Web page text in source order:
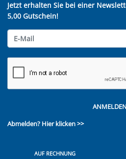
Jetzt erhalten Sie bei einer
5,00 Gutschein!
ANMELDEN
Abmelden? Hier klicken >>
AUF RECHNUNG